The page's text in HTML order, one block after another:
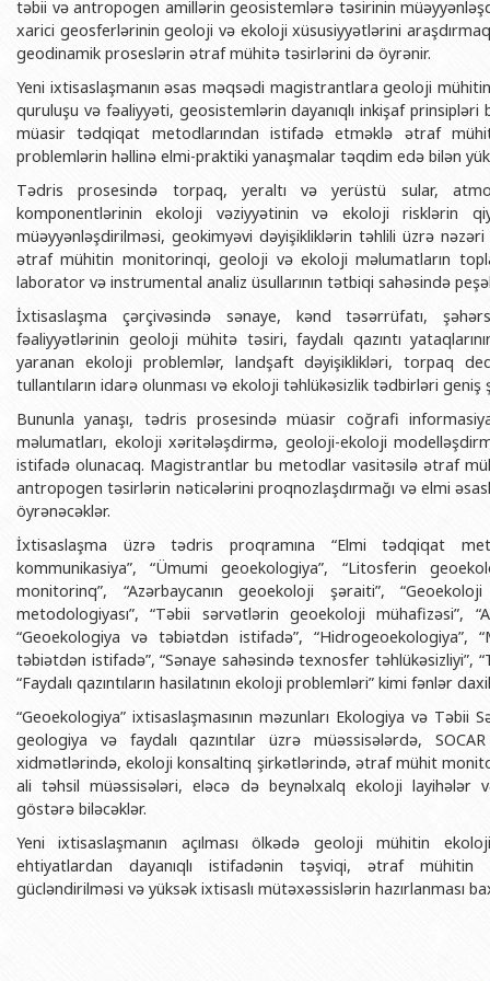
BDU-nun məzunları
Fəxri doktorlarımız
BDU-da təhsil
BDU-da tədris olunan ixtisaslar
Universitet tarixinin ən mühüm hadisələri
İnsan resursları və hüquq şöbəsi
Sənədlər və Müraciətlərlə iş
Maliyyə və təminat Departamenti
Keyfiyyətin təminatı, monitorinq
Psixoloji Yardım Sektoru
Mədəniyyət-yaradıcılıq Mərkəzi
İdman-sağlamlıq Mərkəzi
BDU-nun Nəşr Evi
Geologiya fakültəsi
Filologiya fakültəsi
Tarix fakültəsi
Beynəlxalq
Hüquq fakültəsi
Jurnalistika fakültəsi
İnformasiya və
Şərqşünasliq
Sosial elmlər və
Şəxsi
təbii və antropogen amillərin geosistemlərə təsirinin
xarici geosferlərinin geoloji və ekoloji xüsusiyyətlərini
geodinamik proseslərin ətraf mühitə təsirlərini də öyrənir.
Yeni ixtisaslaşmanın əsas məqsədi magistrantlara geoloji
quruluşu və fəaliyyəti, geosistemlərin dayanıqlı inkişaf
müasir tədqiqat metodlarından istifadə etməklə ətraf
problemlərin həllinə elmi-praktiki yanaşmalar təqdim edə bilən
Tədris prosesində torpaq, yeraltı və yerüstü sular,
komponentlərinin ekoloji vəziyyətinin və ekoloji risklərin
müəyyənləşdirilməsi, geokimyəvi dəyişikliklərin təhlili üzrə
ətraf mühitin monitorinqi, geoloji və ekoloji məlumatların
laborator və instrumental analiz üsullarının tətbiqi sahəsində
İxtisaslaşma çərçivəsində sənaye, kənd təsərrüfatı,
fəaliyyətlərinin geoloji mühitə təsiri, faydalı qazıntı
yaranan ekoloji problemlər, landşaft dəyişiklikləri, torpaq
tullantıların idarə olunması və ekoloji təhlükəsizlik tədbirləri geniş
Bununla yanaşı, tədris prosesində müasir coğrafi
məlumatları, ekoloji xəritələşdirmə, geoloji-ekoloji
istifadə olunacaq. Magistrantlar bu metodlar vasitəsilə ətraf
antropogen təsirlərin nəticələrini proqnozlaşdırmağı və elmi
öyrənəcəklər.
İxtisaslaşma üzrə tədris proqramına “Elmi tədqiqat
kommunikasiya”, “Ümumi geoekologiya”, “Litosferin
monitorinq”, “Azərbaycanın geoekoloji şəraiti”,
metodologiyası”, “Təbii sərvətlərin geoekoloji mühafizəsi”,
“Geoekologiya və təbiətdən istifadə”, “Hidrogeoekologiya”,
təbiətdən istifadə”, “Sənaye sahəsində texnosfer təhlükəsizliyi”,
“Faydalı qazıntıların hasilatının ekoloji problemləri” kimi fənlər
“Geoekologiya” ixtisaslaşmasının məzunları Ekologiya və
geologiya və faydalı qazıntılar üzrə müəssisələrdə,
xidmətlərində, ekoloji konsaltinq şirkətlərində, ətraf mühit
ali təhsil müəssisələri, eləcə də beynəlxalq ekoloji layihələr
göstərə biləcəklər.
Yeni ixtisaslaşmanın açılması ölkədə geoloji mühitin
ehtiyatlardan dayanıqlı istifadənin təşviqi, ətraf mühitin
gücləndirilməsi və yüksək ixtisaslı mütəxəssislərin hazırlanması